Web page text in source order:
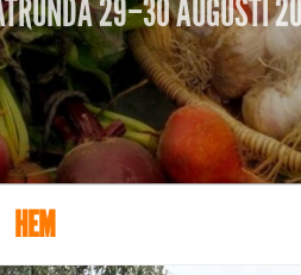
S
K
O
R
29–30 AUGUSTI
HEM